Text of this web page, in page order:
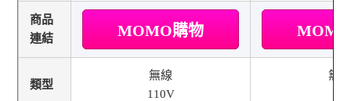
商品
連結
MOMO購物
類型
無線
110V
無